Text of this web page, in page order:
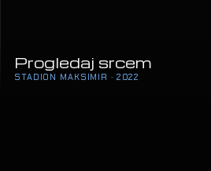
Progledaj srcem
STADION MAKSIMIR · 2022